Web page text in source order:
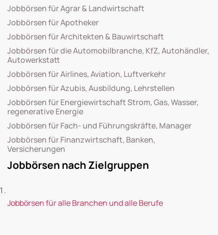
Jobbörsen für Agrar & Landwirtschaft
Jobbörsen für Apotheker
Jobbörsen für Architekten & Bauwirtschaft
Jobbörsen für die Automobilbranche, KfZ, Autohändler,
Autowerkstatt
Jobbörsen für Airlines, Aviation, Luftverkehr
Jobbörsen für Azubis, Ausbildung, Lehrstellen
Jobbörsen für Energiewirtschaft Strom, Gas, Wasser,
regenerative Energie
Jobbörsen für Fach- und Führungskräfte, Manager
Jobbörsen für Finanzwirtschaft, Banken,
Versicherungen
Jobbörsen nach Zielgruppen
Jobbörsen für alle Branchen und alle Berufe